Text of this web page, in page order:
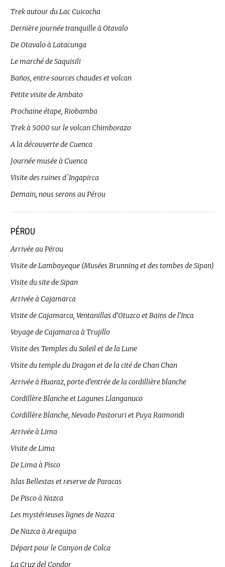
Trek autour du Lac Cuicocha
Dernière journée tranquille à Otavalo
De Otavalo à Latacunga
Le marché de Saquisili
Baños, entre sources chaudes et volcan
Petite visite de Ambato
Prochaine étape, Riobamba
Trek à 5000 sur le volcan Chimborazo
A la découverte de Cuenca
Journée musée à Cuenca
Visite des ruines d´Ingapirca
Demain, nous serons au Pérou
PÉROU
Arrivée au Pérou
Visite de Lambayeque (Musées Brunning et des tombes de Sipan)
Visite du site de Sipan
Arrivée à Cajamarca
Visite de Cajamarca, Ventanillas d’Otuzco et Bains de l’Inca
Voyage de Cajamarca à Trujillo
Visite des Temples du Soleil et de la Lune
Visite du temple du Dragon et de la cité de Chan Chan
Arrivée à Huaraz, porte d’entrée de la cordillière blanche
Cordillère Blanche et Lagunes Llanganuco
Cordillère Blanche, Nevado Pastoruri et Puya Raimondi
Arrivée à Lima
Visite de Lima
De Lima à Pisco
Islas Bellestas et reserve de Paracas
De Pisco à Nazca
Les mystérieuses lignes de Nazca
De Nazca à Arequipa
Départ pour le Canyon de Colca
La Cruz del Condor